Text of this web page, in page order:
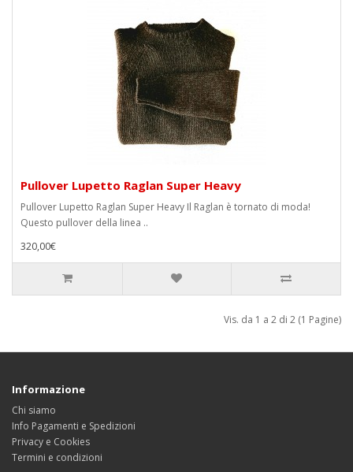
Pullover Lupetto Raglan Super Heavy
Pullover Lupetto Raglan Super Heavy Il Raglan è tornato di moda!
Questo pullover della linea ..
320,00€
Vis. da 1 a 2 di 2 (1 Pagine)
Informazione
Chi siamo
Info Pagamenti e Spedizioni
Privacy e Cookies
Termini e condizioni